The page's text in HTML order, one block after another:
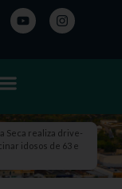
Seca realiza drive-
idosos de 63 e